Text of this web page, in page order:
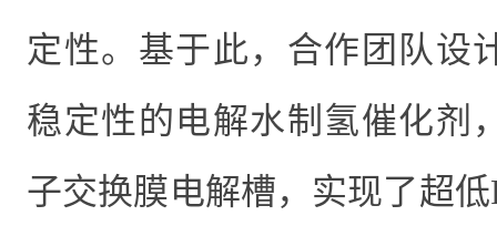
定性。基于此，合作团队设
稳定性的电解水制氢催化剂
子交换膜电解槽，实现了超低